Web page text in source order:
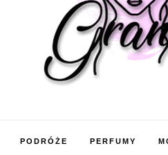
PODRÓŻE PERFUMY